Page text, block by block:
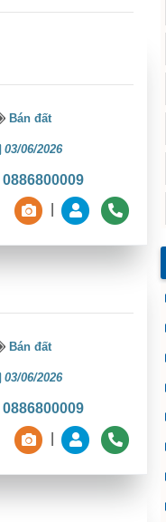
Bán đất
03/06/2026
0886800009
Bán đất
03/06/2026
0886800009